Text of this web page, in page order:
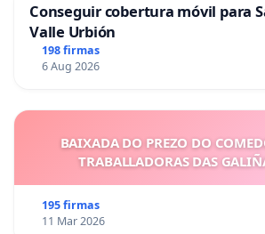
Conseguir cobertura móvil para
Valle Urbión
198 firmas
6 Aug 2026
BAIXADA DO PREZO DO
TRABALLADORAS DAS
195 firmas
11 Mar 2026